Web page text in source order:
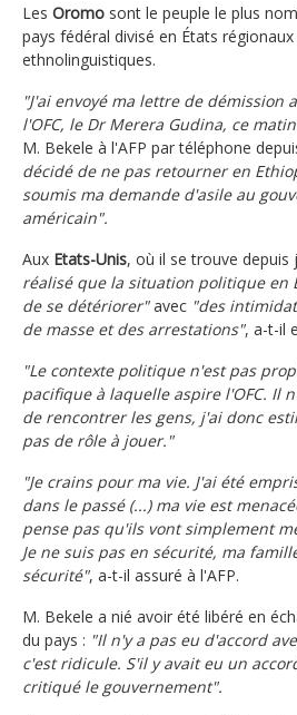
Les Oromo sont le peuple le plus
pays fédéral divisé en États
ethnolinguistiques.
"J'ai envoyé ma lettre de démission
l'OFC, le Dr Merera Gudina, ce
M. Bekele à l'AFP par téléphone
décidé de ne pas retourner en
soumis ma demande d'asile au
américain".
Aux Etats-Unis, où il se trouve depuis
réalisé que la situation politique en
de se détériorer"avec "des
de masse et des arrestations", a-t-il
"Le contexte politique n'est pas
pacifique à laquelle aspire l'OFC. Il
de rencontrer les gens, j'ai donc
pas de rôle à jouer."
"Je crains pour ma vie. J'ai été
dans le passé (...) ma vie est
pense pas qu'ils vont simplement
Je ne suis pas en sécurité, ma
sécurité", a-t-il assuré à l'AFP.
M. Bekele a nié avoir été libéré en
du pays : "Il n'y a pas eu d'accord
c'est ridicule. S'il y avait eu un
critiqué le gouvernement".